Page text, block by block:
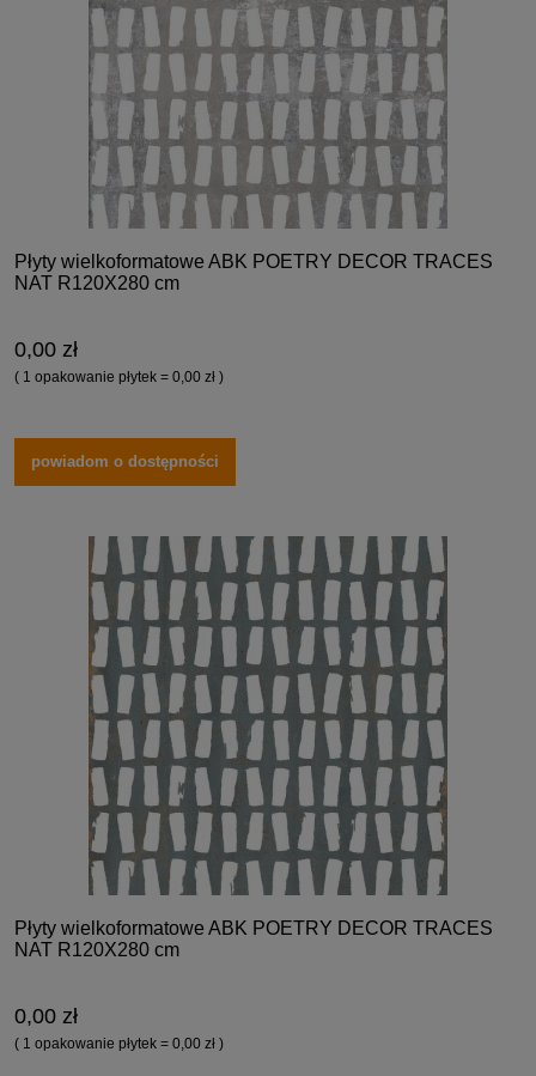
Płyty wielkoformatowe ABK POETRY DECOR TRACES
NAT R120X280 cm
0,00 zł
( 1 opakowanie płytek = 0,00 zł )
powiadom o dostępności
Płyty wielkoformatowe ABK POETRY DECOR TRACES
NAT R120X280 cm
0,00 zł
( 1 opakowanie płytek = 0,00 zł )